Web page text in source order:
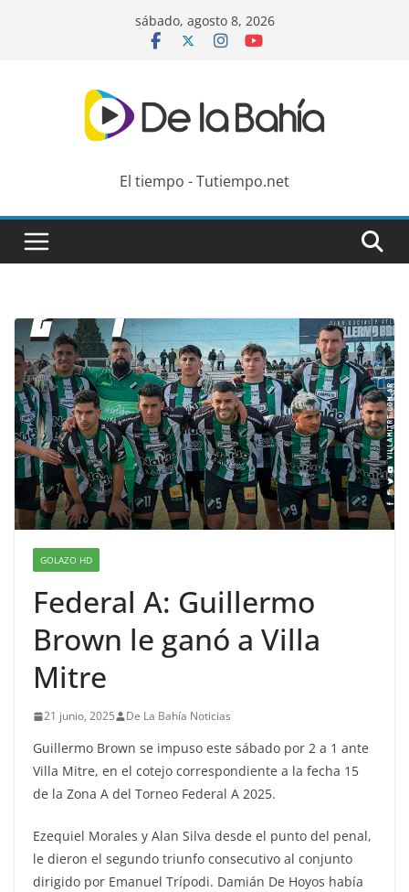
sábado, agosto 8, 2026
El tiempo - Tutiempo.net
GOLAZO HD
Federal A: Guillermo
Brown le ganó a Villa
Mitre
21 junio, 2025 De La Bahía Noticias
Guillermo Brown se impuso este sábado por 2 a 1 ante
Villa Mitre, en el cotejo correspondiente a la fecha 15
de la Zona A del Torneo Federal A 2025.
Ezequiel Morales y Alan Silva desde el punto del penal,
le dieron el segundo triunfo consecutivo al conjunto
dirigido por Emanuel Trípodi. Damián De Hoyos había